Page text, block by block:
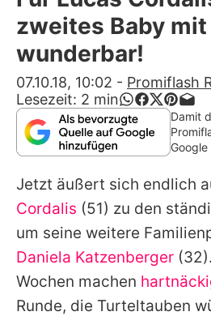
Alle Themen auf
App
Team
Redaktionelle
Utiq
zweites Baby mit
wunderbar!
07.10.18, 10:02 - Promiflash
Lesezeit: 2 min
Damit
Google
Jetzt äußert sich endlich
Cordalis (51) zu den
um seine weitere
Daniela Katzenberger
Wochen machen
Runde, die Turteltauben